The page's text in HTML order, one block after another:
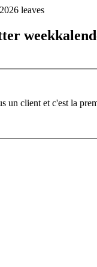
un client et c'est la